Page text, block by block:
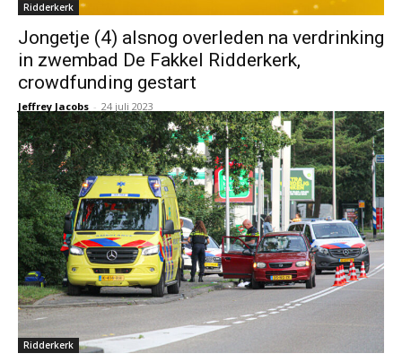
Ridderkerk
Jongetje (4) alsnog overleden na verdrinking
in zwembad De Fakkel Ridderkerk,
crowdfunding gestart
Jeffrey Jacobs - 24 juli 2023
Ridderkerk